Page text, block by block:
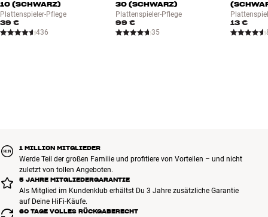
10 (SCHWARZ)
Plattenspieler-Pflege
39 €
436
30 (SCHWARZ)
Plattenspieler-Pflege
99 €
35
13 €
1 MILLION MITGLIEDER
Werde Teil der großen Familie und profitiere von Vorteilen – und nicht
zuletzt von tollen Angeboten.
5 JAHRE MITGLIEDERGARANTIE
Als Mitglied im Kundenklub erhältst Du 3 Jahre zusätzliche Garantie
auf Deine HiFi-Käufe.
60 TAGE VOLLES RÜCKGABERECHT